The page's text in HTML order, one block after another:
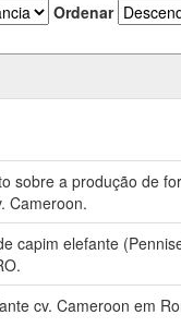
Ordenar
sobre a produção de
Cameroon.
capim elefante
cv. Cameroon em